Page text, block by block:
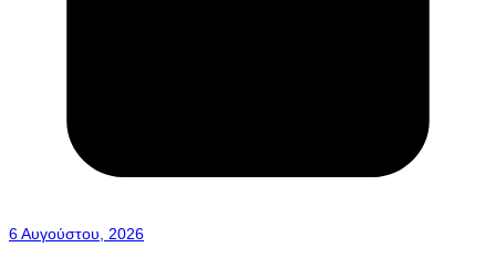
6 Αυγούστου, 2026